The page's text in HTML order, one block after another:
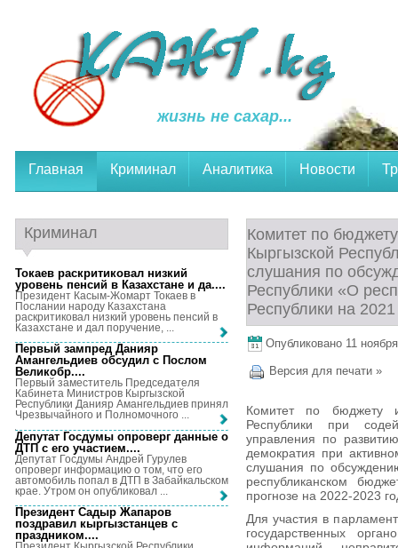
жизнь не сахар...
Главная Криминал Аналитика Новости
Комитет по
Кыргызской
слушания по
Республики «О
Республики на
Опубликовано 11
Версия для печати »
Комитет по бюджету
Республики при
управления по
демократия при
слушания по
республиканском
прогнозе на 2022-2023
Для участия в
государственных
Криминал
Токаев раскритиковал низкий
уровень пенсий в Казахстане и да....
Президент Касым-Жомарт Токаев в
Послании народу Казахстана
раскритиковал низкий уровень пенсий в
Казахстане и дал поручение, ...
Первый зампред Данияр
Амангельдиев обсудил с Послом
Великобр....
Первый заместитель Председателя
Кабинета Министров Кыргызской
Республики Данияр Амангельдиев принял
Чрезвычайного и Полномочного ...
Депутат Госдумы опроверг данные о
ДТП с его участием....
Депутат Госдумы Андрей Гурулев
опроверг информацию о том, что его
автомобиль попал в ДТП в Забайкальском
крае. Утром он опубликовал ...
Президент Садыр Жапаров
поздравил кыргызстанцев с
праздником....